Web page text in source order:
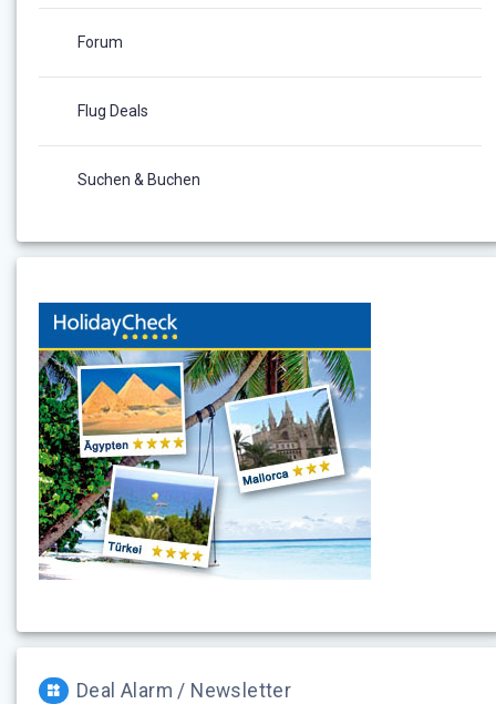
Forum
Flug Deals
Suchen & Buchen
Deal Alarm / Newsletter